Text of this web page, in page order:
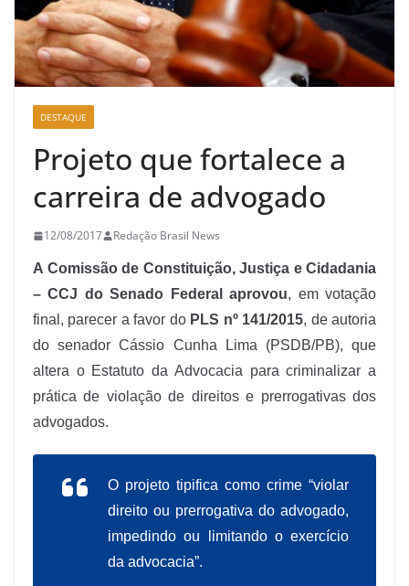
DESTAQUE
Projeto que fortalece a
carreira de advogado
12/08/2017 Redação Brasil News
A Comissão de Constituição, Justiça e Cidadania
– CCJ do Senado Federal aprovou, em votação
final, parecer a favor do PLS nº 141/2015, de autoria
do senador Cássio Cunha Lima (PSDB/PB), que
altera o Estatuto da Advocacia para criminalizar a
prática de violação de direitos e prerrogativas dos
advogados.
O projeto tipifica como crime “violar
direito ou prerrogativa do advogado,
impedindo ou limitando o exercício
da advocacia”.